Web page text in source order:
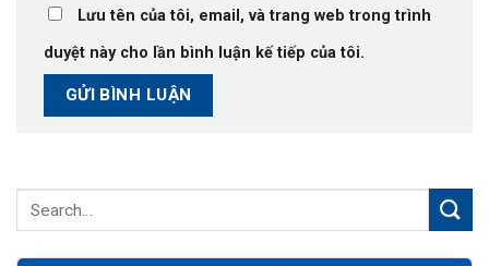
Lưu tên của tôi, email, và trang web trong trình
duyệt này cho lần bình luận kế tiếp của tôi.